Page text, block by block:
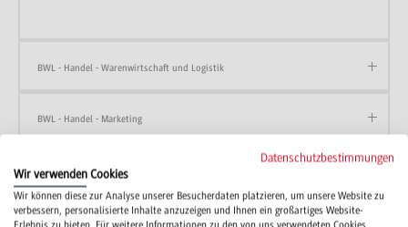
BWL - Handel - Warenwirtschaft und Logistik
BWL - Handel - Marketing
Zur Liste der dualen Partner
Datenschutzbestimmungen
Wir verwenden Cookies
Wir können diese zur Analyse unserer Besucherdaten platzieren, um unsere Website zu
verbessern, personalisierte Inhalte anzuzeigen und Ihnen ein großartiges Website-